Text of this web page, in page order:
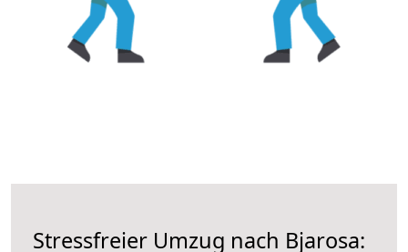
Stressfreier Umzug nach Bjarosa: